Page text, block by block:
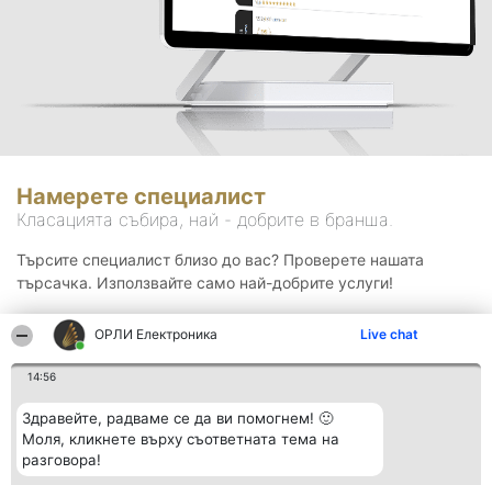
ОРЛИ Електроника Live chat
14:56
Здравейте, радваме се да ви помогнем! 🙂
Моля, кликнете върху съответната тема на
разговора!
Намерете специалист
Класацията събира, най - добрите в бранша.
Търсите специалист близо до вас? Проверете нашата
търсачка. Използвайте само най-добрите услуги!